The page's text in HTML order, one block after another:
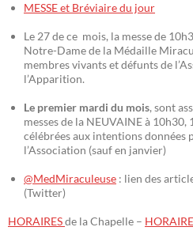
MESSE et Bréviaire du jour
Le 27 de ce mois, la messe de
Notre-Dame de la Médaille
membres vivants et défunts de
l’Apparition.
Le premier mardi du mois, sont
messes de la NEUVAINE à
célébrées aux intentions données
l’Association (sauf en janvier)
@MedMiraculeuse : lien des
(Twitter)
HORAIRESde la Chapelle –